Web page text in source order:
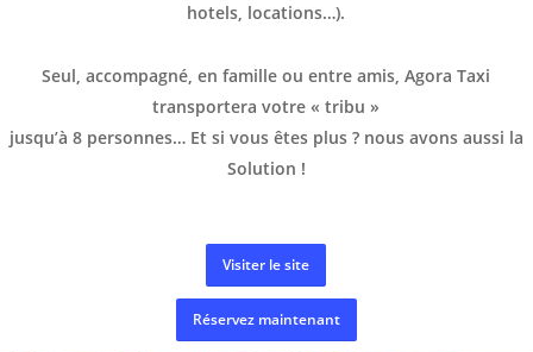
hotels, locations…).
Seul, accompagné, en famille ou entre amis,Agora Taxi
transportera votre « tribu »
jusqu’à 8 personnes… Et si vous êtes plus ? nous avons aussi la
Solution !
Visiter le site
Réservez maintenant